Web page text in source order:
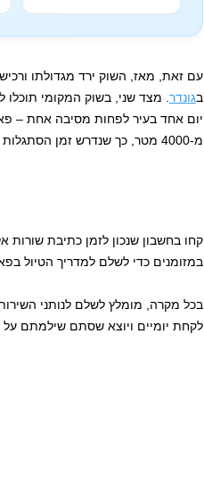
עם זאת, מאז, השוק ירד מגדולתו
בגונדר . מצד שני, בשוק המקומי תוכלו
מ-4000 מטר, כך שנדרש זמן הסתגלות כדי להימנע ממחלת גבהים.
במזומנים כדי לשלם למדריך הטיול
לקחת יומיים ויוצא שסתם שילמתם על